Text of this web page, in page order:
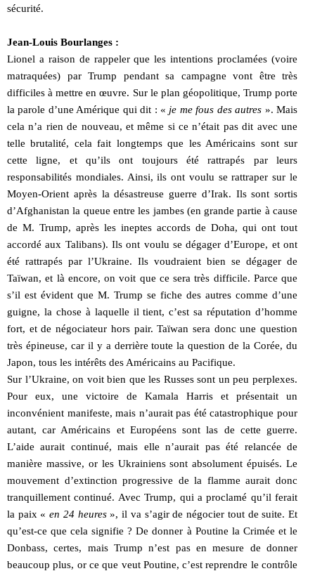
sécurité.
Jean-Louis Bourlanges :
Lionel a raison de rappeler que les intentions proclamées (voire
matraquées) par Trump pendant sa campagne vont être très
difficiles à mettre en œuvre. Sur le plan géopolitique, Trump porte
la parole d’une Amérique qui dit : « je me fous des autres ». Mais
cela n’a rien de nouveau, et même si ce n’était pas dit avec une
telle brutalité, cela fait longtemps que les Américains sont sur
cette ligne, et qu’ils ont toujours été rattrapés par leurs
responsabilités mondiales. Ainsi, ils ont voulu se rattraper sur le
Moyen-Orient après la désastreuse guerre d’Irak. Ils sont sortis
d’Afghanistan la queue entre les jambes (en grande partie à cause
de M. Trump, après les ineptes accords de Doha, qui ont tout
accordé aux Talibans). Ils ont voulu se dégager d’Europe, et ont
été rattrapés par l’Ukraine. Ils voudraient bien se dégager de
Taïwan, et là encore, on voit que ce sera très difficile. Parce que
s’il est évident que M. Trump se fiche des autres comme d’une
guigne, la chose à laquelle il tient, c’est sa réputation d’homme
fort, et de négociateur hors pair. Taïwan sera donc une question
très épineuse, car il y a derrière toute la question de la Corée, du
Japon, tous les intérêts des Américains au Pacifique.
Sur l’Ukraine, on voit bien que les Russes sont un peu perplexes.
Pour eux, une victoire de Kamala Harris et présentait un
inconvénient manifeste, mais n’aurait pas été catastrophique pour
autant, car Américains et Européens sont las de cette guerre.
L’aide aurait continué, mais elle n’aurait pas été relancée de
manière massive, or les Ukrainiens sont absolument épuisés. Le
mouvement d’extinction progressive de la flamme aurait donc
tranquillement continué. Avec Trump, qui a proclamé qu’il ferait
la paix «en 24 heures», il va s’agir de négocier tout de suite. Et
qu’est-ce que cela signifie ? De donner à Poutine la Crimée et le
Donbass, certes, mais Trump n’est pas en mesure de donner
beaucoup plus, or ce que veut Poutine, c’est reprendre le contrôle